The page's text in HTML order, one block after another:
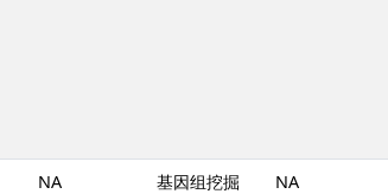
NA 基因组挖掘 NA